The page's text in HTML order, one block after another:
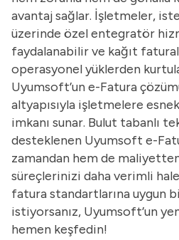
avantaj sağlar. İşletmeler,
üzerinde özel entegratör
faydalanabilir ve kağıt
operasyonel yüklerden
Uyumsoft’un e-Fatura
altyapısıyla işletmelere
imkanı sunar. Bulut tabanlı
desteklenen Uyumsoft e-
zamandan hem de
süreçlerinizi daha verimli
fatura standartlarına uygun
istiyorsanız, Uyumsoft’un
hemen keşfedin!